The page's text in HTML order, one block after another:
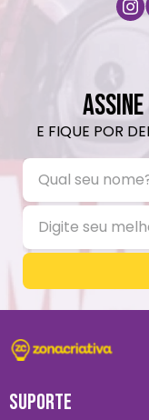
E FIQUE POR
SUPORTE